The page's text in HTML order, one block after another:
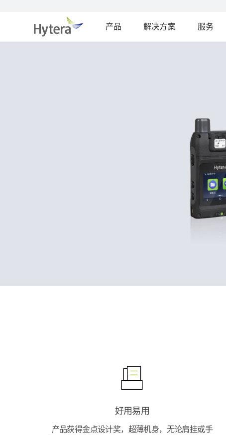
产品 解决方案 服务
好用易用
产品获得金点设计奖，超薄机身，无论肩挂或手